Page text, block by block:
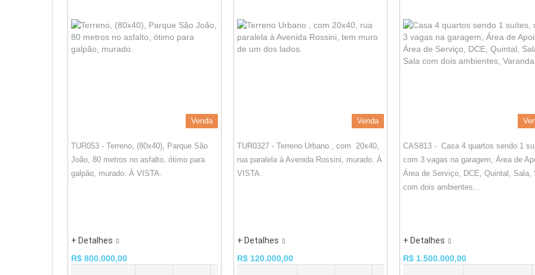
Venda
TUR053 - Terreno, (80x40), Parque São
João, 80 metros no asfalto, ótimo para
galpão, murado. À VISTA.
+ Detalhes
R$ 800.000,00
Venda
TUR0327 - Terreno Urbano , com 20x40,
rua paralela à Avenida Rossini, murado. À
VISTA.
+ Detalhes
R$ 120.000,00
CAS813 - Casa 4 quartos sendo 1
com 3 vagas na garagem, Área de
Área de Serviço, DCE, Quintal, Sala,
com dois ambientes...
+ Detalhes
R$ 1.500.000,00